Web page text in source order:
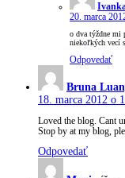
20. marca
o dva týždne mi
niekoľkých vecí
Odpovedať
Bruna
18. marca 2012 o
Loved the blog. Cant
Stop by at my blog,
Odpovedať